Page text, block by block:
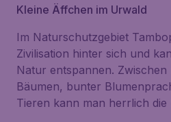
Kleine Äffchen im Urwald
Im Naturschutzgebiet
Zivilisation hinter sich und
Natur entspannen. Zwischen
Bäumen, bunter
Tieren kann man herrlich die